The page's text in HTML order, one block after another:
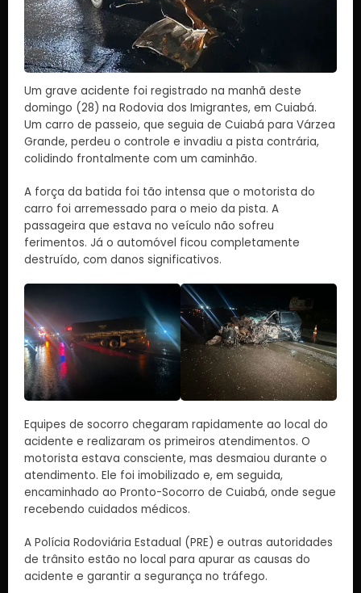
Um grave acidente foi registrado na manhã deste
domingo (28) na Rodovia dos Imigrantes, em Cuiabá.
Um carro de passeio, que seguia de Cuiabá para Várzea
Grande, perdeu o controle e invadiu a pista contrária,
colidindo frontalmente com um caminhão.
A força da batida foi tão intensa que o motorista do
carro foi arremessado para o meio da pista. A
passageira que estava no veículo não sofreu
ferimentos. Já o automóvel ficou completamente
destruído, com danos significativos.
Equipes de socorro chegaram rapidamente ao local do
acidente e realizaram os primeiros atendimentos. O
motorista estava consciente, mas desmaiou durante o
atendimento. Ele foi imobilizado e, em seguida,
encaminhado ao Pronto-Socorro de Cuiabá, onde segue
recebendo cuidados médicos.
A Polícia Rodoviária Estadual (PRE) e outras autoridades
de trânsito estão no local para apurar as causas do
acidente e garantir a segurança no tráfego.